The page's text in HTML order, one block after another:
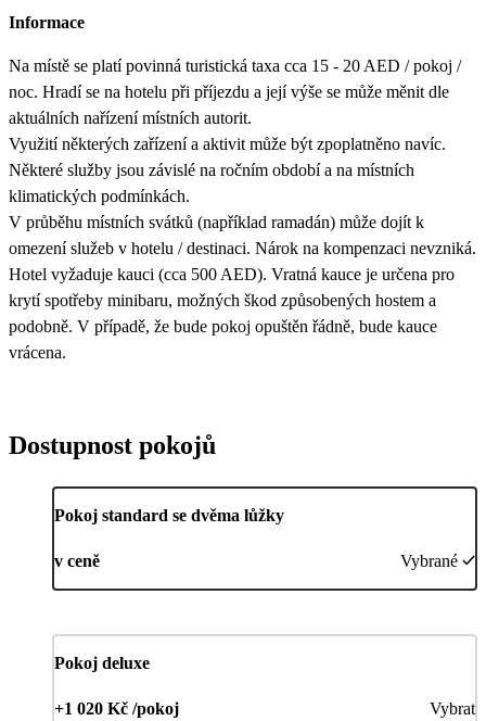
Informace
Na místě se platí povinná turistická taxa cca 15 - 20 AED / pokoj /
noc. Hradí se na hotelu při příjezdu a její výše se může měnit dle
aktuálních nařízení místních autorit.
Využití některých zařízení a aktivit může být zpoplatněno navíc.
Některé služby jsou závislé na ročním období a na místních
klimatických podmínkách.
V průběhu místních svátků (například ramadán) může dojít k
omezení služeb v hotelu / destinaci. Nárok na kompenzaci nevzniká.
Hotel vyžaduje kauci (cca 500 AED). Vratná kauce je určena pro
krytí spotřeby minibaru, možných škod způsobených hostem a
podobně. V případě, že bude pokoj opuštěn řádně, bude kauce
vrácena.
Dostupnost pokojů
Pokoj standard se dvěma lůžky
v ceně Vybrané
Pokoj deluxe
+1 020 Kč /pokoj Vybrat